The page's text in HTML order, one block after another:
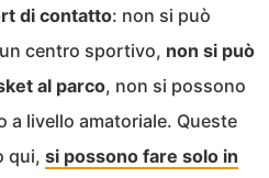
di contatto: non si può
centro sportivo, non si può
al parco, non si possono
a livello amatoriale. Queste
qui, si possono fare solo in